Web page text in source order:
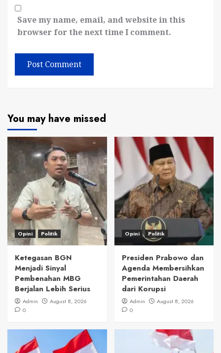
Save my name, email, and website in this
browser for the next time I comment.
You may have missed
Opini Politik
Ketegasan BGN
Menjadi Sinyal
Pembenahan MBG
Berjalan Lebih Serius
Admin
August 8, 2026
0
Opini Politik
Presiden Prabowo dan
Agenda Membersihkan
Pemerintahan Daerah
dari Korupsi
Admin
August 8, 2026
0